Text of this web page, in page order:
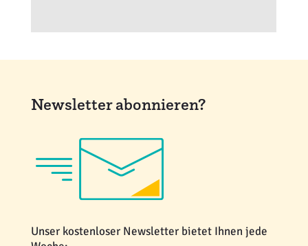
Newsletter abonnieren?
Unser kostenloser Newsletter bietet Ihnen jede